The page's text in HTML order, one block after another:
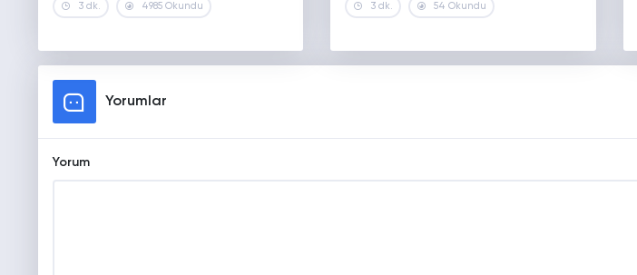
3 dk. 4985 Okundu 3 dk. 54 Okundu
Yorumlar
Yorum